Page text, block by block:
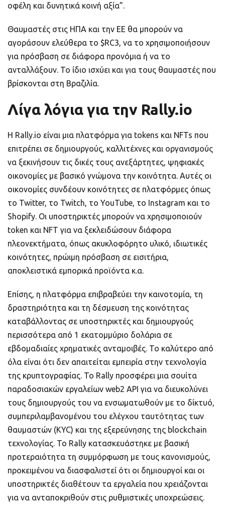
οφέλη και δυνητικά κοινή αξία”.
Θαυμαστές στις ΗΠΑ και την ΕΕ θα μπορούν να
αγοράσουν ελεύθερα το $RC3, να το χρησιμοποιήσουν
για πρόσβαση σε διάφορα προνόμια ή να το
ανταλλάξουν. Το ίδιο ισχύει και για τους θαυμαστές που
βρίσκονται στη Βραζιλία.
Λίγα λόγια για την Rally.io
H Rally.io είναι μια πλατφόρμα για tokens και NFTs που
επιτρέπει σε δημιουργούς, καλλιτέχνες και οργανισμούς
να ξεκινήσουν τις δικές τους ανεξάρτητες, ψηφιακές
οικονομίες με βασικό γνώμονα την κοινότητα. Αυτές οι
οικονομίες συνδέουν κοινότητες σε πλατφόρμες όπως
το Twitter, το Twitch, το YouTube, το Instagram και το
Shopify. Οι υποστηρικτές μπορούν να χρησιμοποιούν
token και NFT για να ξεκλειδώσουν διάφορα
πλεονεκτήματα, όπως ακυκλοφόρητο υλικό, ιδιωτικές
κοινότητες, πρώιμη πρόσβαση σε εισιτήρια,
αποκλειστικά εμπορικά προϊόντα κ.α.
Επίσης, η πλατφόρμα επιβραβεύει την καινοτομία, τη
δραστηριότητα και τη δέσμευση της κοινότητας
καταβάλλοντας σε υποστηρικτές και δημιουργούς
περισσότερα από 1 εκατομμύριο δολάρια σε
εβδομαδιαίες χρηματικές ανταμοιβές. Το καλύτερο από
όλα είναι ότι δεν απαιτείται εμπειρία στην τεχνολογία
της κρυπτογραφίας. Το Rally προσφέρει μια σουίτα
παραδοσιακών εργαλείων web2 API για να διευκολύνει
τους δημιουργούς του να ενσωματωθούν με το δίκτυό,
συμπεριλαμβανομένου του ελέγχου ταυτότητας των
θαυμαστών (KYC) και της εξερεύνησης της blockchain
τεχνολογίας. Το Rally κατασκευάστηκε με βασική
προτεραιότητα τη συμμόρφωση με τους κανονισμούς,
προκειμένου να διασφαλιστεί ότι οι δημιουργοί και οι
υποστηρικτές διαθέτουν τα εργαλεία που χρειάζονται
για να ανταποκριθούν στις ρυθμιστικές υποχρεώσεις.